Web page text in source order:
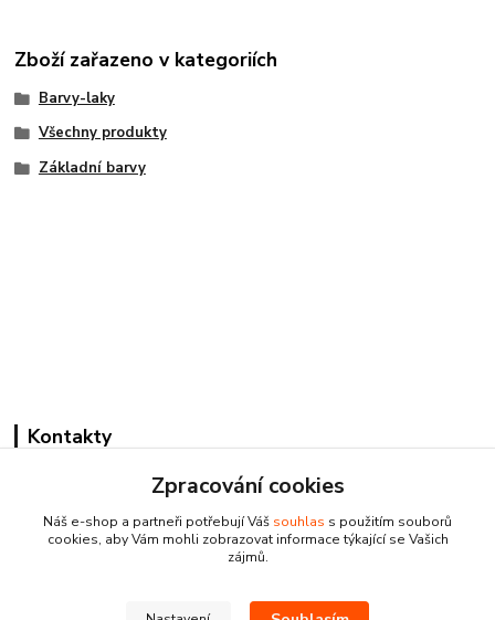
Zboží zařazeno v kategoriích
Barvy-laky
Všechny produkty
Základní barvy
Kontakty
+420 224 818 812
Zpracování cookies
Náš e-shop a partneři potřebují Váš souhlas s použitím souborů
cookies, aby Vám mohli zobrazovat informace týkající se Vašich
zájmů.